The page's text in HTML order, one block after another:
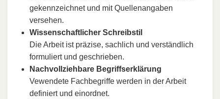
gekennzeichnet und mit Quellenangaben
versehen.
Wissenschaftlicher Schreibstil
Die Arbeit ist präzise, sachlich und verständlich
formuliert und geschrieben.
Nachvollziehbare Begriffserklärung
Vewendete Fachbegriffe werden in der Arbeit
definiert und einordnet.